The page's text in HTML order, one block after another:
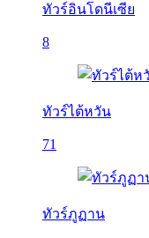
ทัวร์อินโดนีเซีย
8
ทัวร์ไต้หวัน
71
ทัวร์ภูฏาน